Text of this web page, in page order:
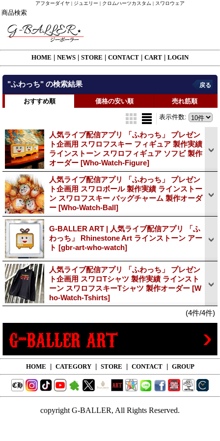
アフターダイヤ | ジュエリー | クロムハーツカスタム | スワロウェア
商品検索
HOME NEWS STORE CONTACT CART LOGIN
"ふわっち" の検索結果 戻る
おすすめ順 価格の安い順 売れ筋順
表示件数:
人気ライブ配信アプリ 「ふわっち」 プレゼン
ト企画用 スワロフスキー フィギュア 製作実績
ラインストーン スワロフィギュア ソフビ 製作
オーダー [Who-Watch-Figure]
人気ライブ配信アプリ 「ふわっち」 プレゼン
ト企画用 スワロボール 製作実績 ラインストー
ン スワロフスキー バッグチャーム 製作オーダ
ー [Who-Watch-Ball]
G-BALLER ART | 人気ライブ配信アプリ 「ふ
わっち」 Rhinestone Art ラインストーン アー
ト [gbr-art-who-watch]
人気ライブ配信アプリ 「ふわっち」 プレゼン
ト企画用 スワロTシャツ 製作実績 ラインスト
ーン スワロフスキーTシャツ 製作オーダー [W
ho-Watch-Tshirts]
(4件/4件)
HOME | CATEGORY | STORE | CONTACT | GROUP
copyright G-BALLER, All Rights Reserved.